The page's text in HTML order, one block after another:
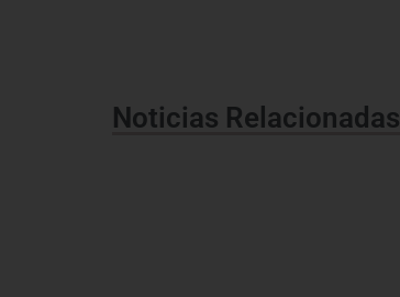
Noticias Relacionadas